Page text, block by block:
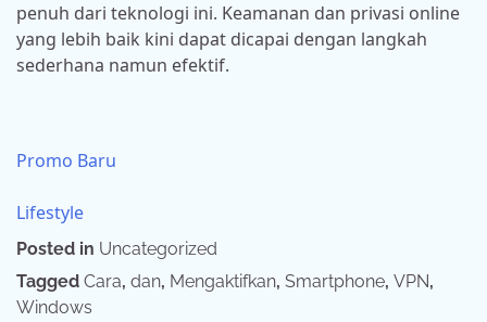
penuh dari teknologi ini. Keamanan dan privasi online
yang lebih baik kini dapat dicapai dengan langkah
sederhana namun efektif.
Promo Baru
Lifestyle
Posted in Uncategorized
Tagged Cara, dan, Mengaktifkan, Smartphone, VPN,
Windows